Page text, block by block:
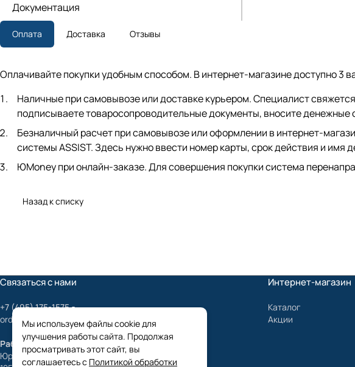
Документация
Оплата Доставка Отзывы
Оплачивайте покупки удобным способом. В интернет-магазине доступно 3
Наличные при самовывозе или доставке курьером. Специалист
подписываете товаросопроводительные документы, вносите денежные
Безналичный расчет при самовывозе или оформлении в интернет-
системы ASSIST. Здесь нужно ввести номер карты, срок действия и имя
ЮMoney при онлайн-заказе. Для совершения покупки система
Назад к списку
Связаться с нами
+7 (495) 175-1575
order@mygrundfos.ru
Работаем только с юридическими лицами
Юридический адрес:
Интернет-магазин
Каталог
Акции
Мы используем файлы cookie для
улучшения работы сайта. Продолжая
просматривать этот сайт, вы
соглашаетесь с Политикой обработки